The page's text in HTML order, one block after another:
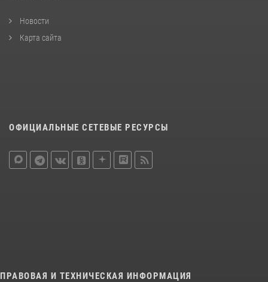
Новости
Карта сайта
ОФИЦИАЛЬНЫЕ СЕТЕВЫЕ РЕСУРСЫ
ПРАВОВАЯ И ТЕХНИЧЕСКАЯ ИНФОРМАЦИЯ